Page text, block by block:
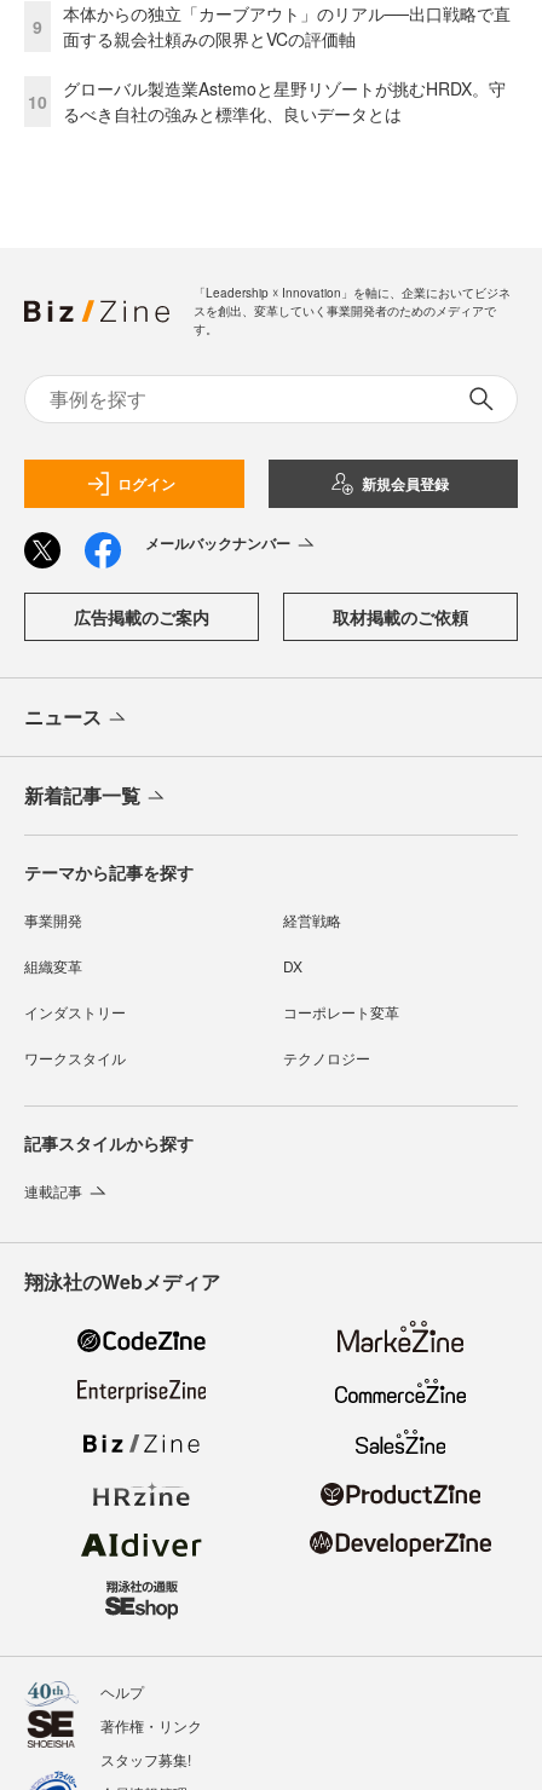
9
本体からの独立「カーブアウト」のリアル──出口戦略で直
面する親会社頼みの限界とVCの評価軸
10
グローバル製造業Astemoと星野リゾートが挑むHRDX。守
るべき自社の強みと標準化、良いデータとは
「Leadership ☓ Innovation」を軸に、企業においてビジネ
スを創出、変革していく事業開発者のためのメディアで
す。
ログイン 新規会員登録
メールバックナンバー
広告掲載のご案内 取材掲載のご依頼
ニュース
新着記事一覧
テーマから記事を探す
事業開発 経営戦略
組織変革 DX
インダストリー コーポレート変革
ワークスタイル テクノロジー
記事スタイルから探す
連載記事
翔泳社のWebメディア
ヘルプ
著作権・リンク
スタッフ募集!